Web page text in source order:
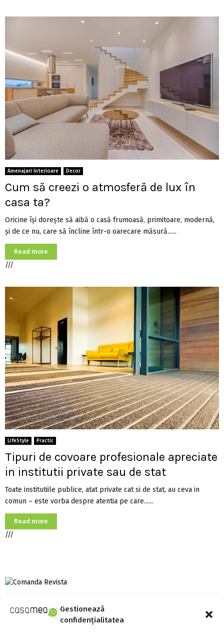
Gestionează
confidențialitatea
Amenajari Interioare Decor
Cum să creezi o atmosferă de lux în
casa ta?
Oricine își dorește să aibă o casă frumoasă, primitoare, modernă,
și de ce nu, care să încline într-o oarecare măsură......
Read more
///
LifeStyle Practic
Tipuri de covoare profesionale apreciate
in institutii private sau de stat
Toate institutiile publice, atat private cat si de stat, au ceva in
comun – este vorba despre atentia pe care......
Read more
///